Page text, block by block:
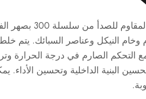
تبدأ عملية
وخام النيكل وعناصر السبائك. يتم
التحكم الصارم في درجة الحرارة
البنية الداخلية وتحسين